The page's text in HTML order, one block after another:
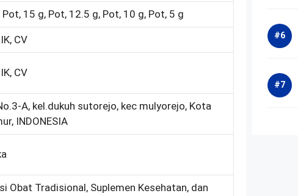
15 g, Pot, 12.5 g, Pot, 10 g, Pot, 5 g
CV
CV
A, kel.dukuh sutorejo, kec mulyorejo, Kota
INDONESIA
Obat Tradisional, Suplemen Kesehatan, dan